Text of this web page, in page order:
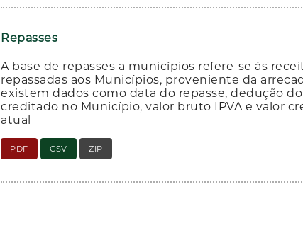
Repasses
A base de repasses a municípios refere-se às
repassadas aos Municípios, proveniente da
existem dados como data do repasse, dedução
creditado no Município, valor bruto IPVA e valor
atual
PDF CSV ZIP